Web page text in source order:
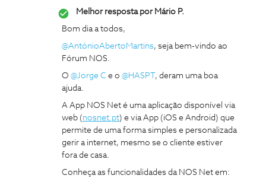
Melhor resposta porMário P.
Bom dia a todos,
@AntónioAbertoMartins, seja bem-vindo ao
Fórum NOS.
O @Jorge C e o @HASPT , deram uma boa
ajuda.
A App NOS Net é uma aplicação disponível via
web (nosnet.pt) e via App (iOS e Android) que
permite de uma forma simples e personalizada
gerir a internet, mesmo se o cliente estiver
fora de casa.
Conheça as funcionalidades da NOS Net em: